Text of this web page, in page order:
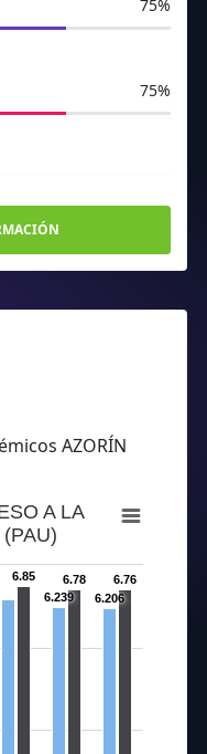
75%
75%
AZORÍN
A LA
6.239 6.206
6.85 6.78 6.76